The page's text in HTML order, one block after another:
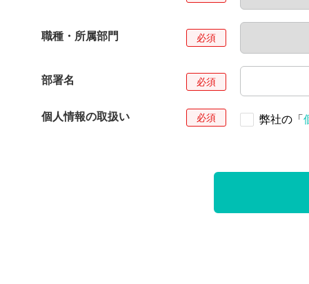
職種・所属部門
部署名
個人情報の取扱い 弊社の「